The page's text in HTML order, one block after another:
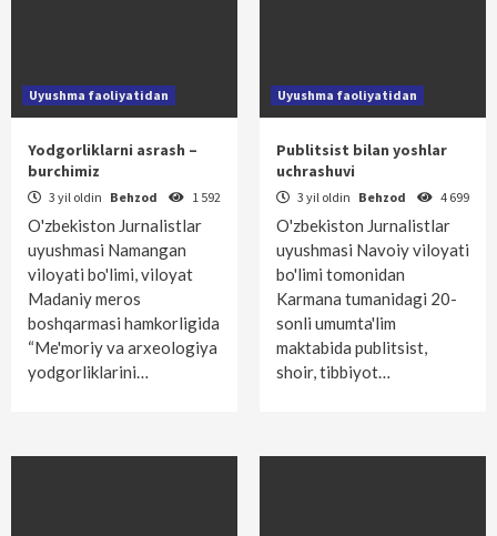
Uyushma faoliyatidan
Yodgorliklarni asrash –
burchimiz
3 yil oldin Behzod 1 592
O'zbekiston Jurnalistlar
uyushmasi Namangan
viloyati bo'limi, viloyat
Madaniy meros
boshqarmasi hamkorligida
“Me'moriy va arxeologiya
yodgorliklarini…
Uyushma faoliyatidan
Publitsist bilan yoshlar
uchrashuvi
3 yil oldin Behzod 4 699
O'zbekiston Jurnalistlar
uyushmasi Navoiy viloyati
bo'limi tomonidan
Karmana tumanidagi 20-
sonli umumta'lim
maktabida publitsist,
shoir, tibbiyot…